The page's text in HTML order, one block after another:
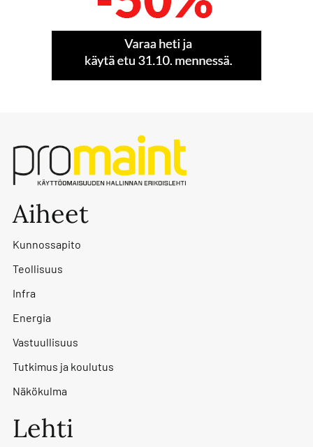
Aiheet
Kunnossapito
Teollisuus
Infra
Energia
Vastuullisuus
Tutkimus ja koulutus
Näkökulma
Lehti